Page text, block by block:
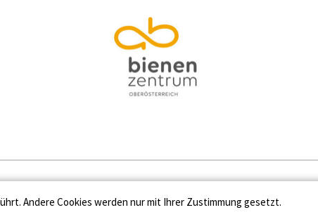
Andere Cookies werden nur mit Ihrer Zustimmung gesetzt.